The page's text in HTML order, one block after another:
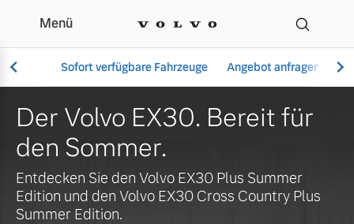
Ihr Volvo Händler in
Menü
Sofort verfügbare Fahrzeuge Angebot anfragen
Vollelektrisch
6 Modelle
Der Volvo EX30. Bereit für
den Sommer.
Entdecken Sie den Volvo EX30 Plus Summer
Edition und den Volvo EX30 Cross Country Plus
Summer Edition.